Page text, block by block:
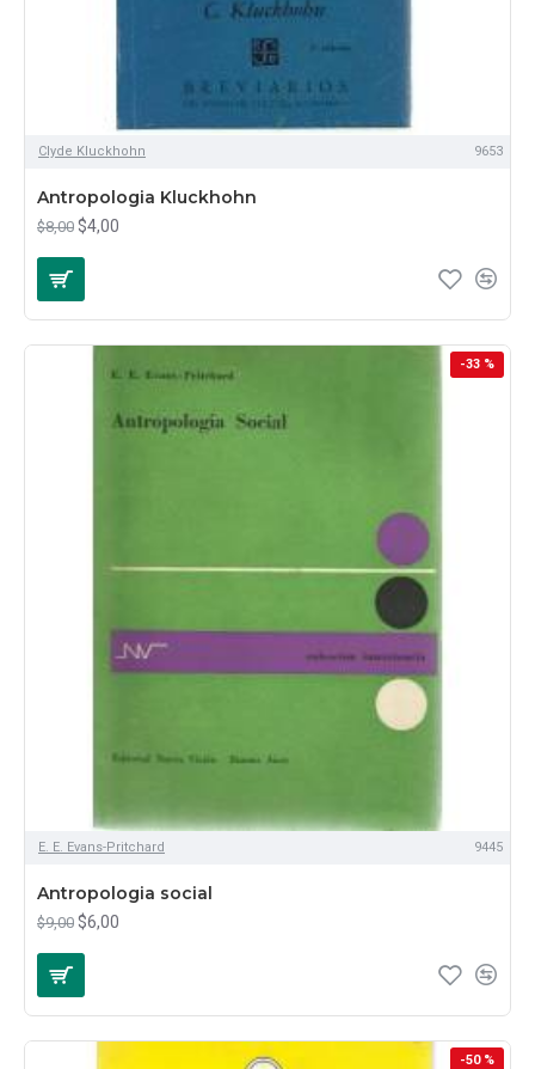
Clyde Kluckhohn 9653
Antropologia Kluckhohn
$8,00 $4,00
-33 %
E. E. Evans-Pritchard 9445
Antropologia social
$9,00 $6,00
-50 %